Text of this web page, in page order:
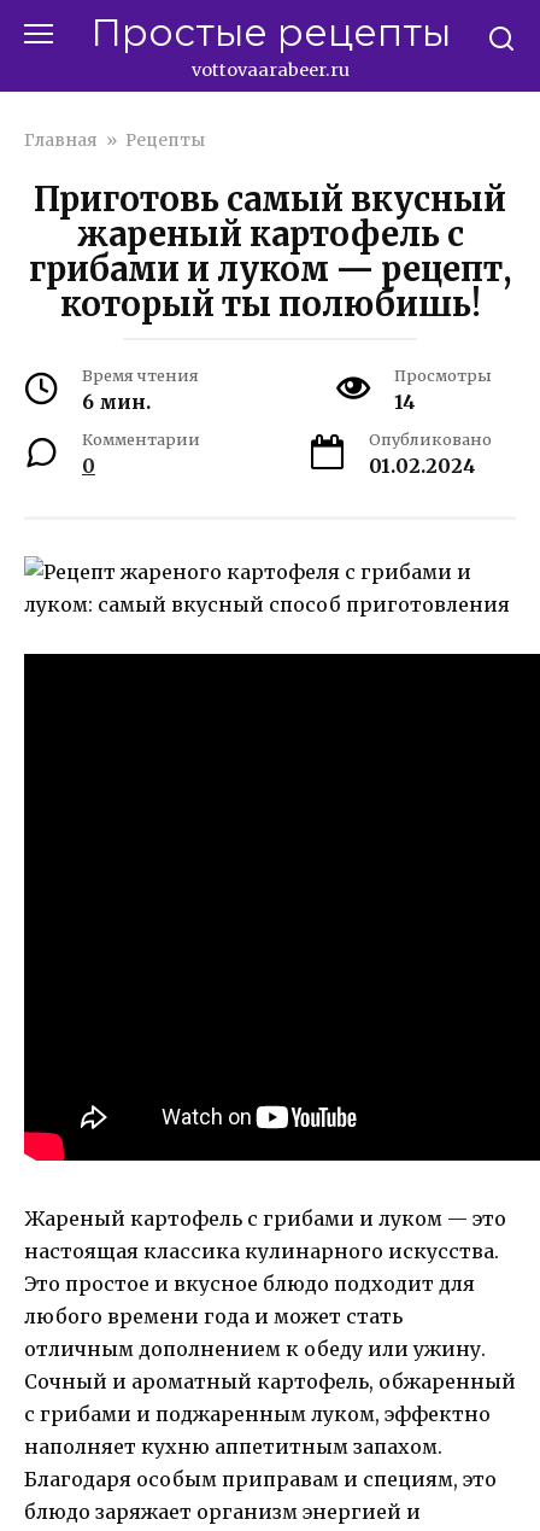
Простые рецепты
vottovaarabeer.ru
Главная » Рецепты
Приготовь самый вкусный
жареный картофель с
грибами и луком — рецепт,
который ты полюбишь!
Время чтения
6 мин.
Просмотры
14
Комментарии
0
Опубликовано
01.02.2024
Жареный картофель с грибами и луком — это
настоящая классика кулинарного искусства.
Это простое и вкусное блюдо подходит для
любого времени года и может стать
отличным дополнением к обеду или ужину.
Сочный и ароматный картофель, обжаренный
с грибами и поджаренным луком, эффектно
наполняет кухню аппетитным запахом.
Благодаря особым приправам и специям, это
блюдо заряжает организм энергией и